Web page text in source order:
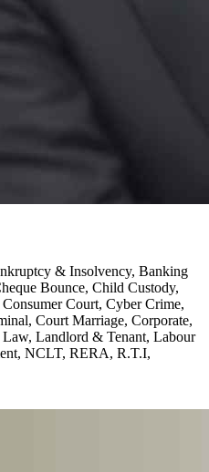
& Insolvency, Banking
Bounce, Child Custody,
Court, Cyber Crime,
Court Marriage, Corporate,
Landlord & Tenant, Labour
NCLT, RERA, R.T.I,